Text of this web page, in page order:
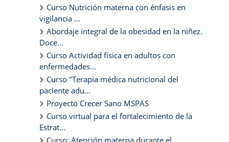
Curso Nutrición materna con énfasis en
vigilancia ...
Abordaje integral de la obesidad en la niñez.
Doce...
Curso Actividad física en adultos con
enfermedades...
Curso "Terapia médica nutricional del
paciente adu...
Proyecto Crecer Sano MSPAS
Curso virtual para el fortalecimiento de la
Estrat...
Curso: Atención materna durante el